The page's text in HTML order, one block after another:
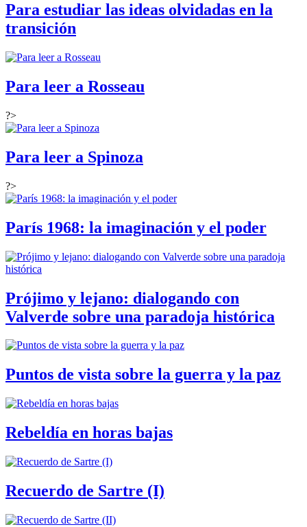
Para estudiar las ideas olvidadas en la
transición
Para leer a Rosseau
?>
Para leer a Spinoza
?>
París 1968: la imaginación y el poder
Prójimo y lejano: dialogando con
Valverde sobre una paradoja histórica
Puntos de vista sobre la guerra y la paz
Rebeldía en horas bajas
Recuerdo de Sartre (I)